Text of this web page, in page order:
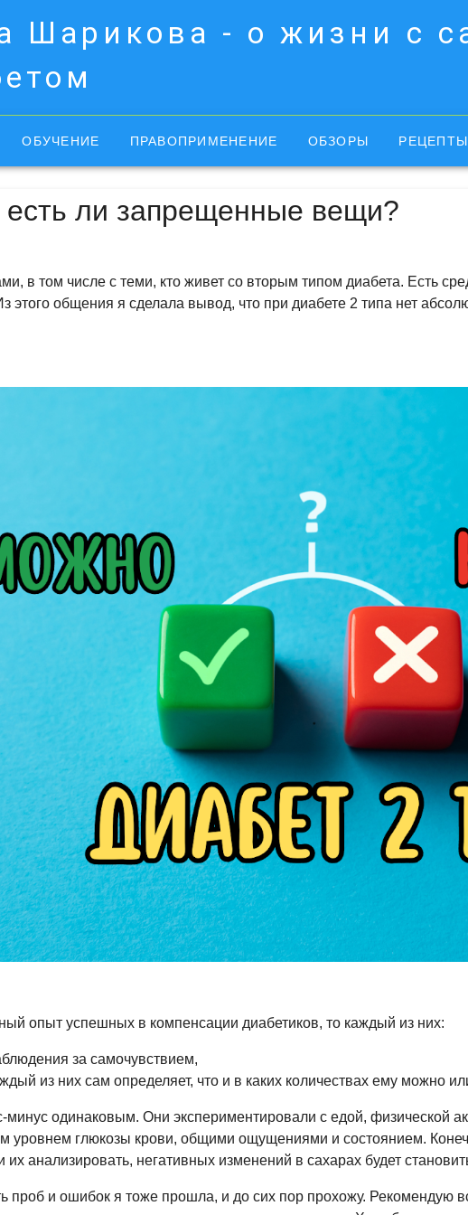
Шарикова - о жизни с
ОБУЧЕНИЕ ПРАВОПРИМЕНЕНИЕ ОБЗОРЫ РЕЦЕПТЫ
есть ли запрещенные вещи?
в том числе с теми, кто живет со вторым типом диабета. Есть
этого общения я сделала вывод, что при диабете 2 типа нет
опыт успешных в компенсации диабетиков, то каждый из них:
за самочувствием,
из них сам определяет, что и в каких количествах ему можно
минус одинаковым. Они экспериментировали с едой, физической
уровнем глюкозы крови, общими ощущениями и состоянием.
их анализировать, негативных изменений в сахарах будет
проб и ошибок я тоже прошла, и до сих пор прохожу. Рекомендую